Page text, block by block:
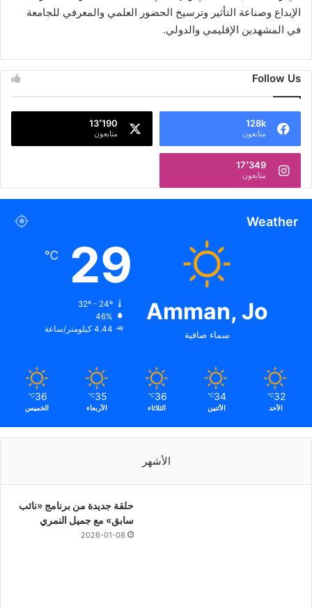
الإبداع وصناعة التأثير وترسيخ الحضور العلمي والمعرفي للجامعة
في المشهدين الإقليمي والدولي.
Follow Us
128k
متابعون
13٬190
متابعون
17٬349
متابعون
Weather
Amman, Jo
سماء صافية
29
℃
32º - 24º
46%
4.44 كيلومتر/ساعة
32
℃
الأحد
34
℃
الأثنين
36
℃
الثلاثاء
35
℃
الأربعاء
36
℃
الخميس
الأشهر
حلقة جديدة من برنامج «نائب
سابق» مع جميل النمري
2026-01-08